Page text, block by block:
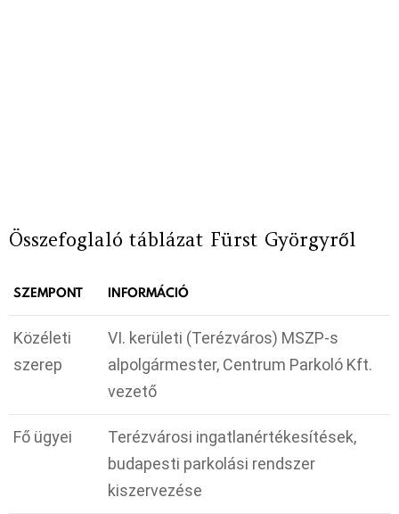
Összefoglaló táblázat Fürst Györgyről
SZEMPONT INFORMÁCIÓ
Közéleti
szerep
VI. kerületi (Terézváros) MSZP-s
alpolgármester, Centrum Parkoló Kft.
vezető ​
Fő ügyei
Terézvárosi ingatlanértékesítések,
budapesti parkolási rendszer
kiszervezése ​